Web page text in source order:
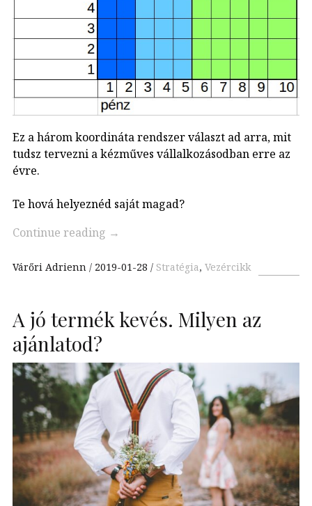
Ez a három koordináta rendszer választ ad arra, mit
tudsz tervezni a kézműves vállalkozásodban erre az
évre.
Te hová helyeznéd saját magad?
Continue reading →
Várőri Adrienn 2019-01-28 Stratégia, Vezércikk
A jó termék kevés. Milyen az
ajánlatod?